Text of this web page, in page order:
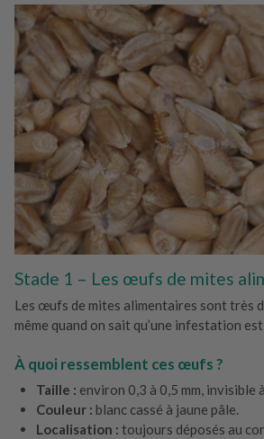
Stade 1 – Les œufs de mites
Les œufs de mites alimentaires sont très
même quand on sait qu’une infestation
À quoi ressemblent ces œufs ?
Taille : environ 0,3 à 0,5 mm, invisible
Couleur : blanc cassé à jaune pâle.
Localisation : toujours déposés au